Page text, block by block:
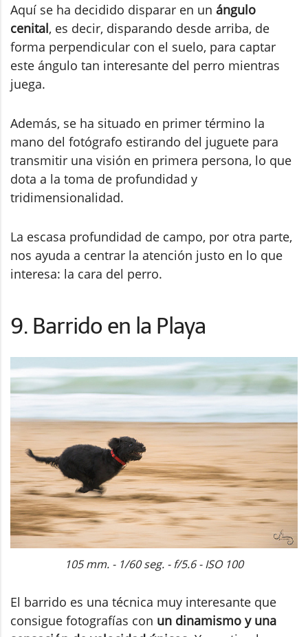
Aquí se ha decidido disparar en un ángulo
cenital, es decir, disparando desde arriba, de
forma perpendicular con el suelo, para captar
este ángulo tan interesante del perro mientras
juega.
Además, se ha situado en primer término la
mano del fotógrafo estirando del juguete para
transmitir una visión en primera persona, lo que
dota a la toma de profundidad y
tridimensionalidad.
La escasa profundidad de campo, por otra parte,
nos ayuda a centrar la atención justo en lo que
interesa: la cara del perro.
9. Barrido en la Playa
105 mm. - 1/60 seg. - f/5.6 - ISO 100
El barrido es una técnica muy interesante que
consigue fotografías con un dinamismo y una